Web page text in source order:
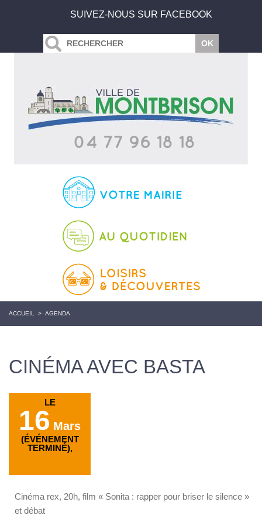
SUIVEZ-NOUS SUR FACEBOOK
ACCUEIL > AGENDA
CINÉMA AVEC BASTA
LE
16 Mars
(ÉVÉNEMENT
TERMINÉ),
Cinéma rex, 20h, film « Sonita : rapper pour briser le silence »
et débat